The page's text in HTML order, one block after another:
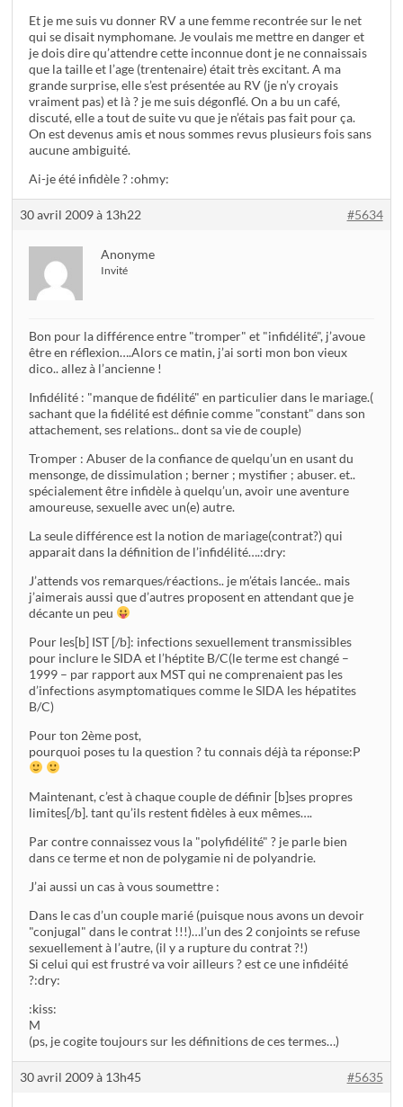
Et je me suis vu donner RV a une femme recontrée sur le net
qui se disait nymphomane. Je voulais me mettre en danger et
je dois dire qu’attendre cette inconnue dont je ne connaissais
que la taille et l’age (trentenaire) était très excitant. A ma
grande surprise, elle s’est présentée au RV (je n’y croyais
vraiment pas) et là ? je me suis dégonflé. On a bu un café,
discuté, elle a tout de suite vu que je n’étais pas fait pour ça.
On est devenus amis et nous sommes revus plusieurs fois sans
aucune ambiguité.
Ai-je été infidèle ? :ohmy:
30 avril 2009 à 13h22 #5634
Anonyme
Invité
Bon pour la différence entre "tromper" et "infidélité", j’avoue
être en réflexion….Alors ce matin, j’ai sorti mon bon vieux
dico.. allez à l’ancienne !
Infidélité : "manque de fidélité" en particulier dans le mariage.(
sachant que la fidélité est définie comme "constant" dans son
attachement, ses relations.. dont sa vie de couple)
Tromper : Abuser de la confiance de quelqu’un en usant du
mensonge, de dissimulation ; berner ; mystifier ; abuser. et..
spécialement être infidèle à quelqu’un, avoir une aventure
amoureuse, sexuelle avec un(e) autre.
La seule différence est la notion de mariage(contrat?) qui
apparait dans la définition de l’infidélité….:dry:
J’attends vos remarques/réactions.. je m’étais lancée.. mais
j’aimerais aussi que d’autres proposent en attendant que je
décante un peu
Pour les[b] IST [/b]: infections sexuellement transmissibles
pour inclure le SIDA et l’héptite B/C(le terme est changé –
1999 – par rapport aux MST qui ne comprenaient pas les
d’infections asymptomatiques comme le SIDA les hépatites
B/C)
Pour ton 2ème post,
pourquoi poses tu la question ? tu connais déjà ta réponse:P
Maintenant, c’est à chaque couple de définir [b]ses propres
limites[/b]. tant qu’ils restent fidèles à eux mêmes….
Par contre connaissez vous la "polyfidélité" ? je parle bien
dans ce terme et non de polygamie ni de polyandrie.
J’ai aussi un cas à vous soumettre :
Dans le cas d’un couple marié (puisque nous avons un devoir
"conjugal" dans le contrat !!!)…l’un des 2 conjoints se refuse
sexuellement à l’autre, (il y a rupture du contrat ?!)
Si celui qui est frustré va voir ailleurs ? est ce une infidéité
?:dry:
:kiss:
M
(ps, je cogite toujours sur les définitions de ces termes…)
30 avril 2009 à 13h45 #5635